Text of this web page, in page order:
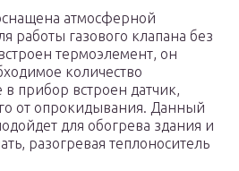
атмосферной
работы газового клапана без
термоэлемент, он
количество
в прибор встроен датчик,
от опрокидывания. Данный
для обогрева здания и
разогревая теплоноситель